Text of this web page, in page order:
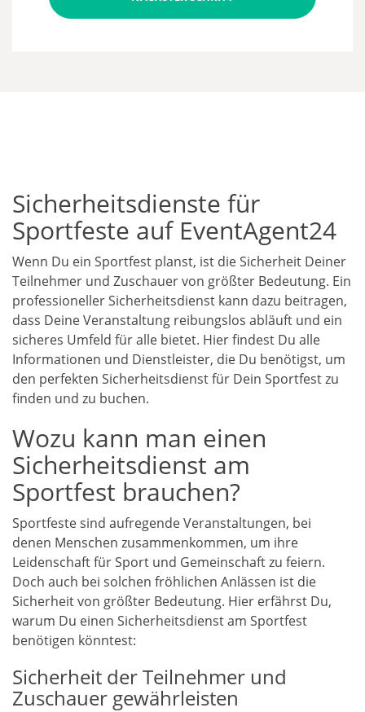
Sicherheitsdienste für
Sportfeste auf EventAgent24
Wenn Du ein Sportfest planst, ist die Sicherheit Deiner
Teilnehmer und Zuschauer von größter Bedeutung. Ein
professioneller Sicherheitsdienst kann dazu beitragen,
dass Deine Veranstaltung reibungslos abläuft und ein
sicheres Umfeld für alle bietet. Hier findest Du alle
Informationen und Dienstleister, die Du benötigst, um
den perfekten Sicherheitsdienst für Dein Sportfest zu
finden und zu buchen.
Wozu kann man einen
Sicherheitsdienst am
Sportfest brauchen?
Sportfeste sind aufregende Veranstaltungen, bei
denen Menschen zusammenkommen, um ihre
Leidenschaft für Sport und Gemeinschaft zu feiern.
Doch auch bei solchen fröhlichen Anlässen ist die
Sicherheit von größter Bedeutung. Hier erfährst Du,
warum Du einen Sicherheitsdienst am Sportfest
benötigen könntest:
Sicherheit der Teilnehmer und
Zuschauer gewährleisten